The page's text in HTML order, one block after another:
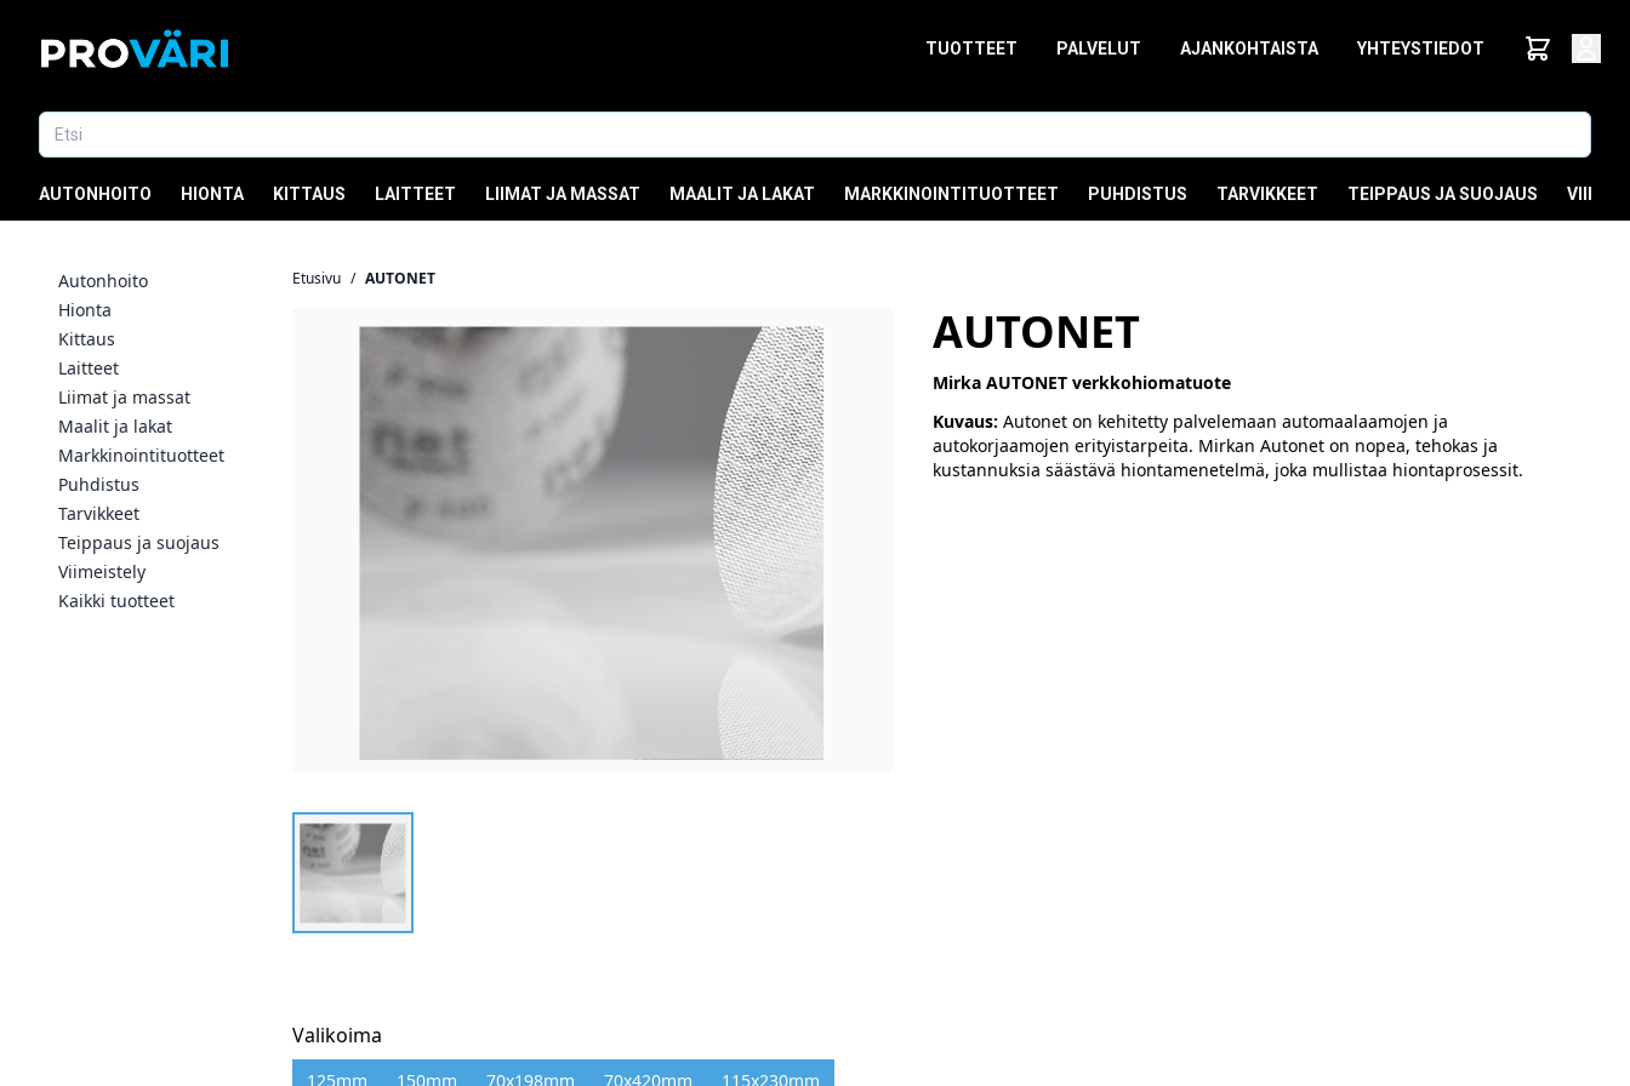
TUOTTEET PALVELUT AJANKOHTAISTA YHTEYSTIEDOT
AUTONHOITO HIONTA KITTAUS LAITTEET LIIMAT JA MASSAT MAALIT JA LAKAT MARKKINOINTITUOTTEET PUHDISTUS TARVIKKEET TEIPPAUS JA SUOJAUS
Autonhoito
Hionta
Kittaus
Laitteet
Liimat ja massat
Maalit ja lakat
Markkinointituotteet
Puhdistus
Tarvikkeet
Teippaus ja suojaus
Viimeistely
Kaikki tuotteet
Etusivu / AUTONET
AUTONET
Mirka AUTONET verkkohiomatuote
Kuvaus: Autonet on kehitetty palvelemaan automaalaamojen ja
autokorjaamojen erityistarpeita. Mirkan Autonet on nopea, tehokas ja
kustannuksia säästävä hiontamenetelmä, joka mullistaa hiontaprosessit.
Valikoima
125mm 150mm 70x198mm 70x420mm 115x230mm